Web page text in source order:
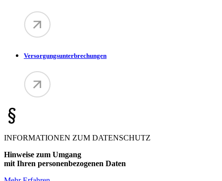
Versorgungsunterbrechungen
INFORMATIONEN ZUM DATENSCHUTZ
Hinweise zum Umgang
mit Ihren personenbezogenen Daten